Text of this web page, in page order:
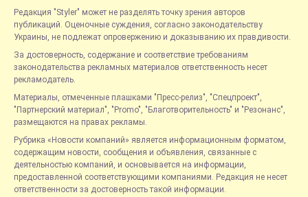
Редакция "Styler" может не разделять точку зрения авторов
публикаций. Оценочные суждения, согласно законодательству
Украины, не подлежат опровержению и доказыванию их правдивости.
За достоверность, содержание и соответствие требованиям
законодательства рекламных материалов ответственность несет
рекламодатель.
Материалы, отмеченные плашками "Пресс-релиз", "Спецпроект",
"Партнерский материал", "Promo", "Благотворительность" и "Резонанс",
размещаются на правах рекламы.
Рубрика «Новости компаний» является информационным форматом,
содержащим новости, сообщения и объявления, связанные с
деятельностью компаний, и основывается на информации,
предоставленной соответствующими компаниями. Редакция не несет
ответственности за достоверность такой информации.